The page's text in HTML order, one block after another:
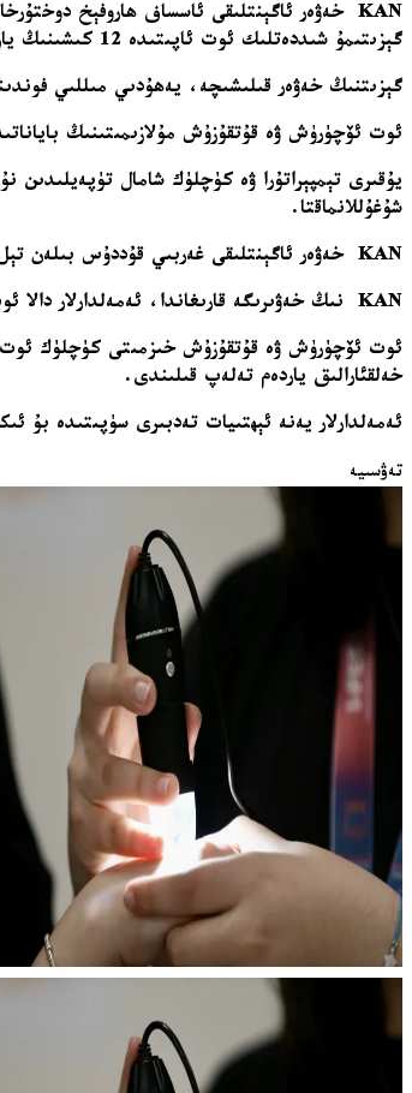
گېزىتىمۇ شىددەتلىك ئوت ئاپىتىدە 12 كىشىنىڭ يارىلانغانلىقىنى خەۋەر قىلغان ئىدى.
گېزىتنىڭ خەۋەر قىلىشىچە، يەھۇدىي مىللىي فوندىنىڭ
ئوت ئۆچۈرۈش ۋە قۇتقۇزۇش مۇلازىمىتىنىڭ
شۇغۇللانماقتا.
KAN خەۋەر ئاگېنتلىقى غەربىي قۇددۇس بىلەن تېل-ئاۋىۋ ئارىسىدىكى ئېشتائول ئورمانلىقىدا كۈچلۈك ئوت ئاپىتى يۈز بەرگەنلىكىنى خەۋەر قىلدى.
KAN نىڭ خەۋىرىگە قارىغاندا، ئەمەلدارلار دالا ئوت ئاپىتى سەۋەبىدىن مۇمكىن قەدەر تېخىمۇ كۆپ خەلقنى كۆچۈرۈش ھەققىدە يوليورۇق چىقارغان.
ئوت ئۆچۈرۈش ۋە قۇتقۇزۇش خىزمىتى كۈچلۈك ئوت
خەلقئارالىق ياردەم تەلەپ قىلىندى.
ئەمەلدارلار يەنە ئېھتىيات تەدبىرى سۈپىتىدە بۇ
تەۋسىيە